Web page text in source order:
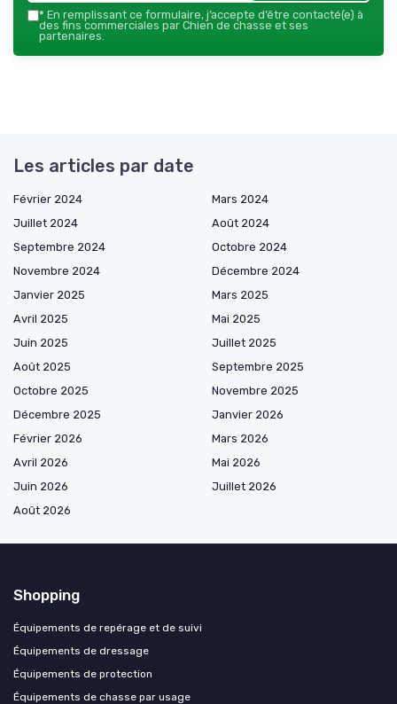
* En remplissant ce formulaire, j’accepte d’être contacté(e) à
des fins commerciales par Chien de chasse et ses
partenaires.
Les articles par date
Février 2024
Mars 2024
Juillet 2024
Août 2024
Septembre 2024
Octobre 2024
Novembre 2024
Décembre 2024
Janvier 2025
Mars 2025
Avril 2025
Mai 2025
Juin 2025
Juillet 2025
Août 2025
Septembre 2025
Octobre 2025
Novembre 2025
Décembre 2025
Janvier 2026
Février 2026
Mars 2026
Avril 2026
Mai 2026
Juin 2026
Juillet 2026
Août 2026
Shopping
Équipements de repérage et de suivi
Équipements de dressage
Équipements de protection
Équipements de chasse par usage